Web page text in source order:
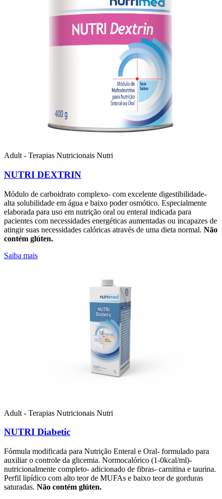
Adult - Terapias Nutricionais Nutri
NUTRI DEXTRIN
Módulo de carboidrato complexo- com excelente digestibilidade-
alta solubilidade em água e baixo poder osmótico. Especialmente
elaborada para uso em nutrição oral ou enteral indicada para
pacientes com necessidades energéticas aumentadas ou incapazes de
atingir suas necessidades calóricas através de uma dieta normal. Não
contém glúten.
Saiba mais
Adult - Terapias Nutricionais Nutri
NUTRI Diabetic
Fórmula modificada para Nutrição Enteral e Oral- formulado para
auxiliar o controle da glicemia. Normocalórico (1-0kcal/ml)-
nutricionalmente completo- adicionado de fibras- carnitina e taurina.
Perfil lipídico com alto teor de MUFAs e baixo teor de gorduras
saturadas. Não contém glúten.